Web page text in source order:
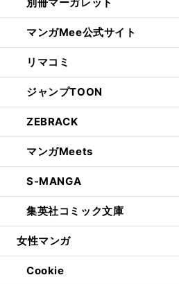
マンガMee公式サイト
リマコミ
ジャンプTOON
ZEBRACK
マンガMeets
S-MANGA
集英社コミック文庫
女性マンガ
Cookie